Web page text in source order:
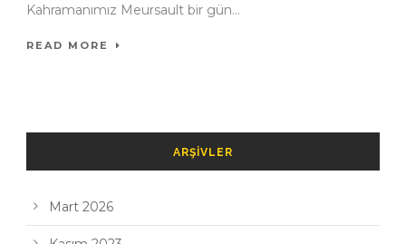
Kahramanımız Meursault bir gün...
READ MORE
ARŞIVLER
Mart 2026